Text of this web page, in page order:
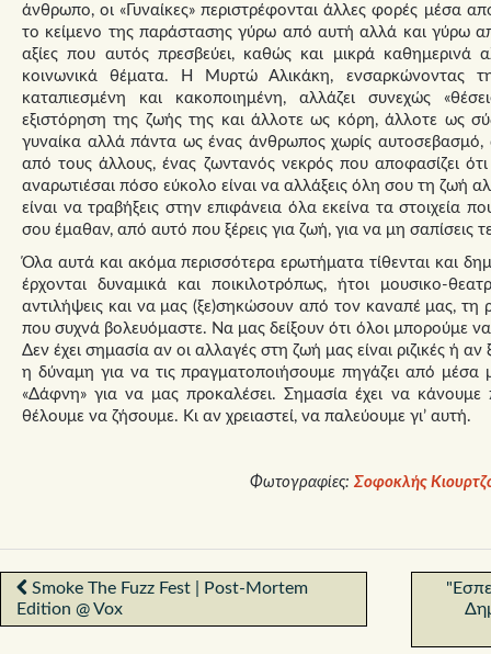
άνθρωπο, οι «Γυναίκες» περιστρέφονται άλλες φορές μέσα
το κείμενο της παράστασης γύρω από αυτή αλλά και γύρω
αξίες που αυτός πρεσβεύει, καθώς και μικρά καθημερινά
κοινωνικά θέματα. Η Μυρτώ Αλικάκη, ενσαρκώνοντας
καταπιεσμένη και κακοποιημένη, αλλάζει συνεχώς
εξιστόρηση της ζωής της και άλλοτε ως κόρη, άλλοτε ως
γυναίκα αλλά πάντα ως ένας άνθρωπος χωρίς αυτοσεβασμό,
από τους άλλους, ένας ζωντανός νεκρός που αποφασίζει ότι
αναρωτιέσαι πόσο εύκολο είναι να αλλάξεις όλη σου τη ζωή
είναι να τραβήξεις στην επιφάνεια όλα εκείνα τα
σου έμαθαν, από αυτό που ξέρεις για ζωή, για να μη σαπίσεις
Όλα αυτά και ακόμα περισσότερα ερωτήματα τίθενται και
έρχονται δυναμικά και ποικιλοτρόπως, ήτοι μουσικο-
αντιλήψεις και να μας (ξε)σηκώσουν από τον καναπέ μας,
που συχνά βολευόμαστε. Να μας δείξουν ότι όλοι μπορούμε
Δεν έχει σημασία αν οι αλλαγές στη ζωή μας είναι ριζικές ή
η δύναμη για να τις πραγματοποιήσουμε πηγάζει από μέσα
«Δάφνη» για να μας προκαλέσει. Σημασία έχει να
θέλουμε να ζήσουμε. Κι αν χρειαστεί, να παλεύουμε γι’ αυτή.
Φωτογραφίες: Σοφοκλής
Smoke The Fuzz Fest | Post-Mortem
Edition @ Vox